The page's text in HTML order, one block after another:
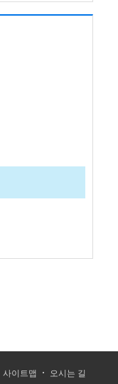
사이트맵 오시는 길